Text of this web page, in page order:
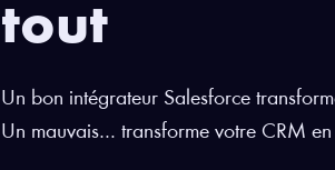
tout
Un bon intégrateur Salesforce
Un mauvais… transforme votre CRM